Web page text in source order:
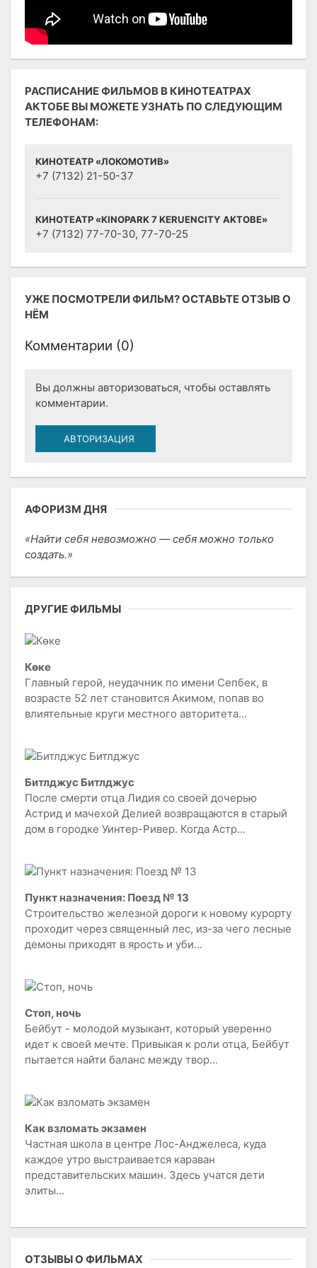
РАСПИСАНИЕ ФИЛЬМОВ В КИНОТЕАТРАХ
АКТОБЕ ВЫ МОЖЕТЕ УЗНАТЬ ПО СЛЕДУЮЩИМ
ТЕЛЕФОНАМ:
КИНОТЕАТР «ЛОКОМОТИВ»
+7 (7132) 21-50-37
КИНОТЕАТР «KINOPARK 7 KERUENCITY AKTOBE»
+7 (7132) 77-70-30, 77-70-25
УЖЕ ПОСМОТРЕЛИ ФИЛЬМ? ОСТАВЬТЕ ОТЗЫВ О
НЁМ
Комментарии (0)
Вы должны авторизоваться, чтобы оставлять
комментарии.
АВТОРИЗАЦИЯ
АФОРИЗМ ДНЯ
Найти себя невозможно — себя можно только
создать.
ДРУГИЕ ФИЛЬМЫ
Көке
Главный герой, неудачник по имени Сепбек, в
возрасте 52 лет становится Акимом, попав во
влиятельные круги местного авторитета...
Битлджус Битлджус
После смерти отца Лидия со своей дочерью
Астрид и мачехой Делией возвращаются в старый
дом в городке Уинтер-Ривер. Когда Астр...
Пункт назначения: Поезд № 13
Строительство железной дороги к новому курорту
проходит через священный лес, из-за чего лесные
демоны приходят в ярость и уби...
Стоп, ночь
Бейбут - молодой музыкант, который уверенно
идет к своей мечте. Привыкая к роли отца, Бейбут
пытается найти баланс между твор...
Как взломать экзамен
Частная школа в центре Лос-Анджелеса, куда
каждое утро выстраивается караван
представительских машин. Здесь учатся дети
элиты...
ОТЗЫВЫ О ФИЛЬМАХ